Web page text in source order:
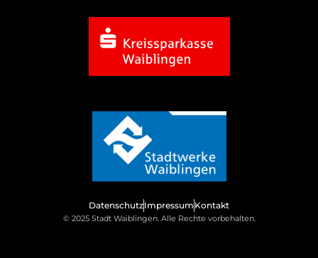
DatenschutzImpressum Kontakt
© 2025 Stadt Waiblingen. Alle Rechte vorbehalten.